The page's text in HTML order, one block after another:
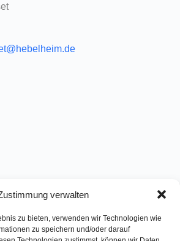
verwalten
zu bieten, verwenden wir Technologien wie
zu speichern und/oder darauf